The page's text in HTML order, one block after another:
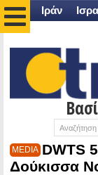
Ιράν
MEDIA DWTS
Δούκισσα